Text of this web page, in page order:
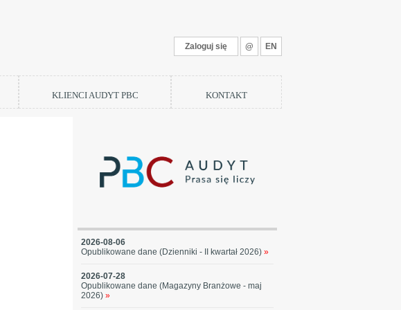
Zaloguj się @ EN
KLIENCI AUDYT PBC KONTAKT
2026-08-06
Opublikowane dane (Dzienniki - II kwartał 2026) »
2026-07-28
Opublikowane dane (Magazyny Branżowe - maj
2026) »